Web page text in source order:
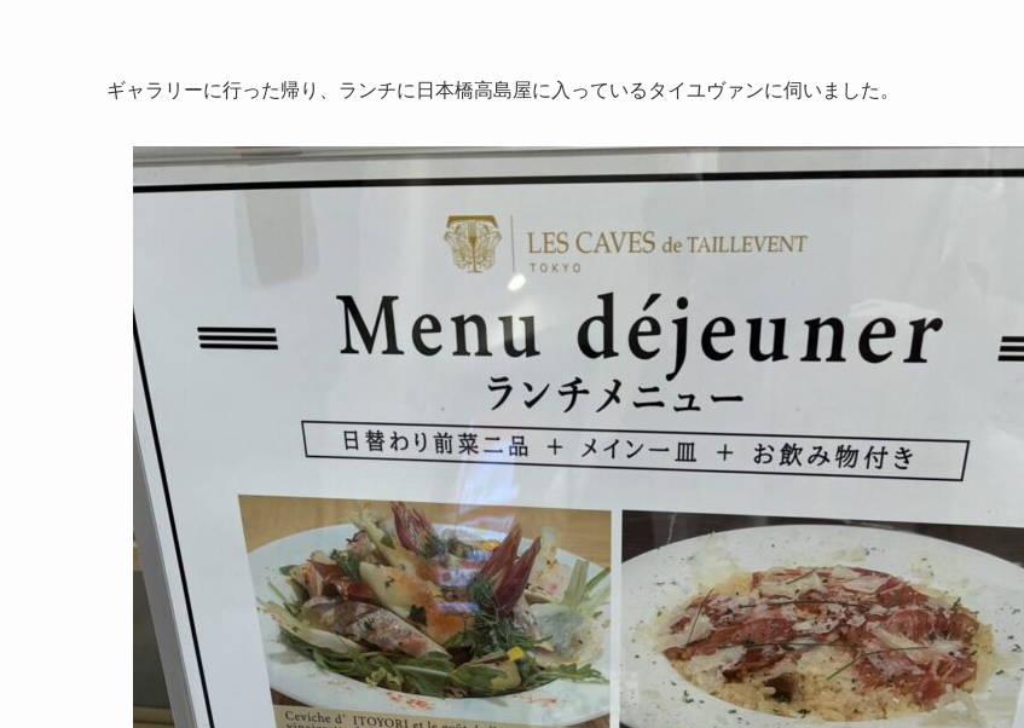
ギャラリーに行った帰り、ランチに日本橋高島屋に入っているタイユヴァンに伺いました。